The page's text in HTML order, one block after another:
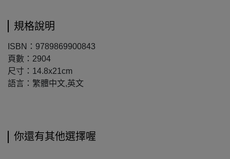
規格說明
ISBN：9789869900843
頁數：2904
尺寸：14.8x21cm
語言：繁體中文,英文
你還有其他選擇喔